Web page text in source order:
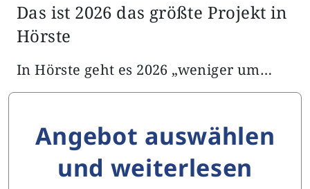
Das ist 2026 das größte Projekt in
Hörste
In Hörste geht es 2026 „weniger um…
Angebot auswählen
und weiterlesen